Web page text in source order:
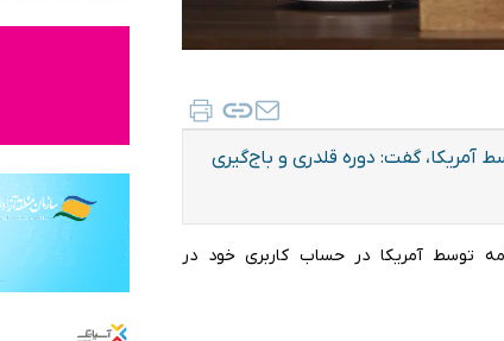
گفت: دوره قلدری و باج‌گیری
توسط آمریکا در حساب کاربری خود در